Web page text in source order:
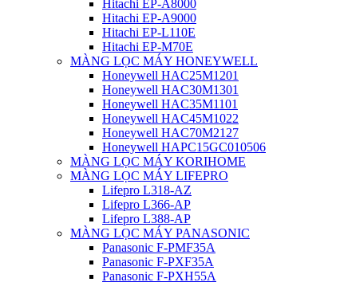
Hitachi EP-A8000
Hitachi EP-A9000
Hitachi EP-L110E
Hitachi EP-M70E
MÀNG LỌC MÁY HONEYWELL
Honeywell HAC25M1201
Honeywell HAC30M1301
Honeywell HAC35M1101
Honeywell HAC45M1022
Honeywell HAC70M2127
Honeywell HAPC15GC010506
MÀNG LỌC MÁY KORIHOME
MÀNG LỌC MÁY LIFEPRO
Lifepro L318-AZ
Lifepro L366-AP
Lifepro L388-AP
MÀNG LỌC MÁY PANASONIC
Panasonic F-PMF35A
Panasonic F-PXF35A
Panasonic F-PXH55A